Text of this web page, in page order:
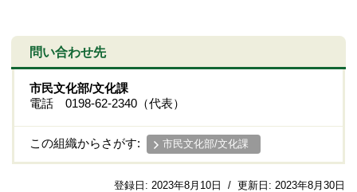
問い合わせ先
市民文化部/文化課
電話 0198-62-2340（代表）
この組織からさがす: 市民文化部/文化課
登録日: 2023年8月10日 / 更新日: 2023年8月30日